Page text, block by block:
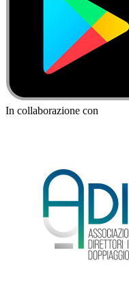
In collaborazione con